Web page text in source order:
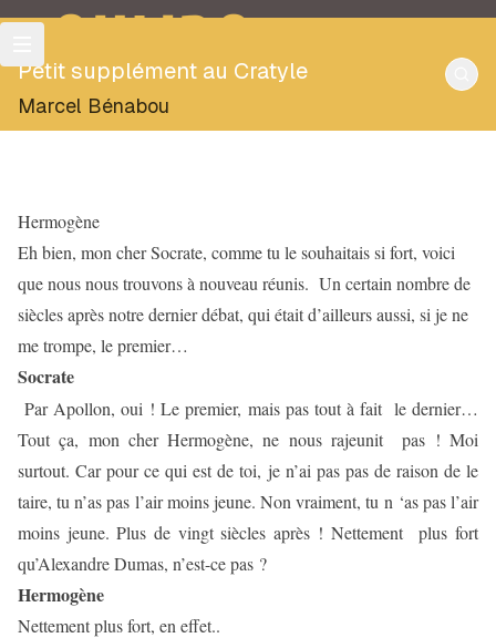
OULIPO
Petit supplément au Cratyle
Marcel Bénabou
Hermogène
Eh bien, mon cher Socrate, comme tu le souhaitais si fort, voici
que nous nous trouvons à nouveau réunis. Un certain nombre de
siècles après notre dernier débat, qui était d’ailleurs aussi, si je ne
me trompe, le premier…
Socrate
Par Apollon, oui ! Le premier, mais pas tout à fait le dernier…
Tout ça, mon cher Hermogène, ne nous rajeunit
pas ! Moi
surtout. Car pour ce qui est de toi, je n’ai pas pas de raison de le
taire, tu n’as pas l’air moins jeune. Non vraiment, tu n ‘as pas l’air
moins jeune. Plus de vingt siècles après ! Nettement
plus fort
qu’Alexandre Dumas, n’est-ce pas ?
Hermogène
Nettement plus fort, en effet..